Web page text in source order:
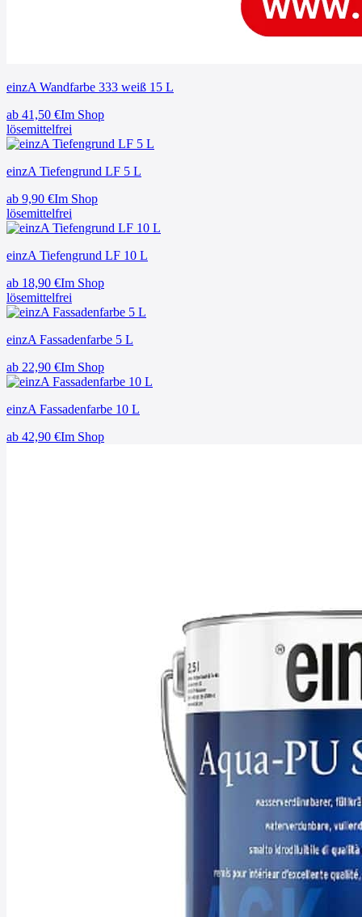
einzA Wandfarbe 333 weiß 15 L
ab 41,50 €Im Shop
lösemittelfrei
einzA Tiefengrund LF 5 L
ab 9,90 €Im Shop
lösemittelfrei
einzA Tiefengrund LF 10 L
ab 18,90 €Im Shop
lösemittelfrei
einzA Fassadenfarbe 5 L
ab 22,90 €Im Shop
einzA Fassadenfarbe 10 L
ab 42,90 €Im Shop